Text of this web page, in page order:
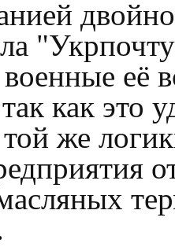
её
как это
той же